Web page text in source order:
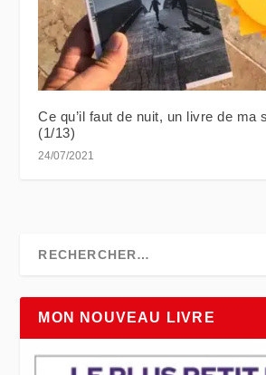
Ce qu’il faut de nuit, un livre de ma
(1/13)
24/07/2021
MON NOUVEAU LIVRE